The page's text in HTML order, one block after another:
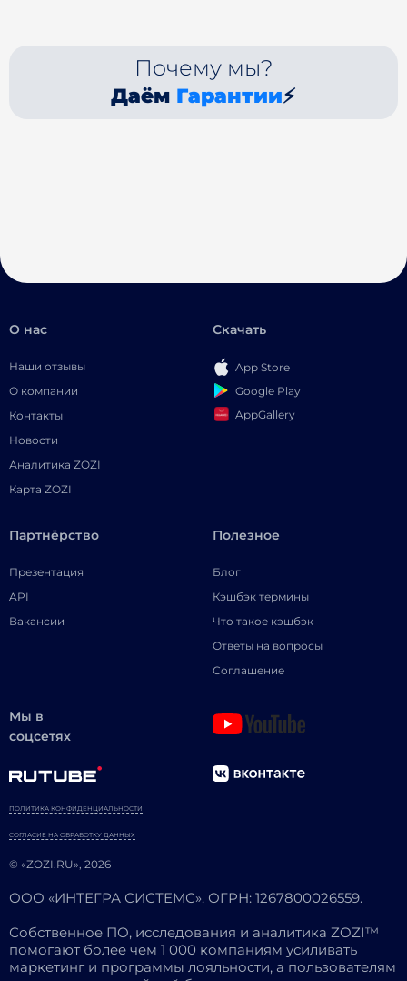
Почему мы?
Даём Гарантии⚡
О нас
Наши отзывы
О компании
Контакты
Новости
Аналитика ZOZI
Карта ZOZI
Скачать
App Store
Google Play
AppGallery
Партнёрство
Презентация
API
Вакансии
Полезное
Блог
Кэшбэк термины
Что такое кэшбэк
Ответы на вопросы
Соглашение
Мы в
соцсетях
© «ZOZI.RU», 2026
ПОЛИТИКА КОНФИДЕНЦИАЛЬНОСТИ
СОГЛАСИЕ НА ОБРАБОТКУ ДАННЫХ
ООО «ИНТЕГРА СИСТЕМС». ОГРН: 1267800026559.
Собственное ПО, исследования и аналитика ZOZI™
помогают более чем 1 000 компаниям усиливать
маркетинг и программы лояльности, а пользователям